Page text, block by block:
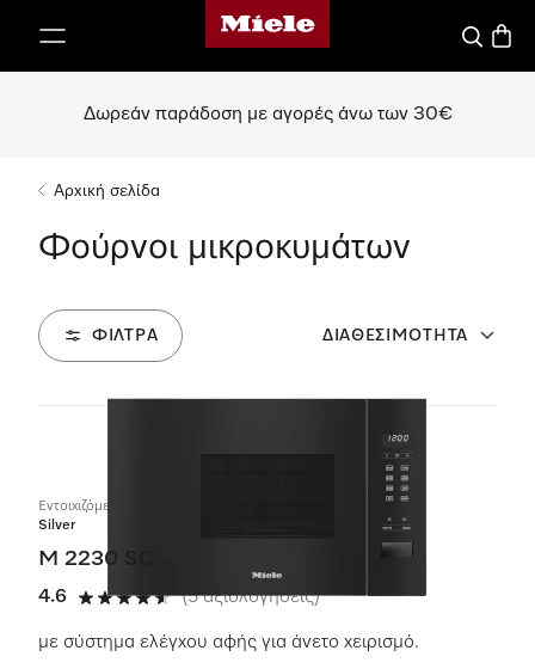
Αρχική σελίδα της Miele
Δωρεάν παράδοση με αγορές άνω των 30€
Αρχική σελίδα
Φούρνοι μικροκυμάτων
ΦΊΛΤΡΑ ΔΙΑΘΕΣΙΜΌΤΗΤΑ
Εντοιχιζόμενος φούρνος μικροκυμάτων
Silver
M 2230 SC
4.6
4.6 αστέρια από 5
(5 αξιολογήσεις)
με σύστημα ελέγχου αφής για άνετο χειρισμό.